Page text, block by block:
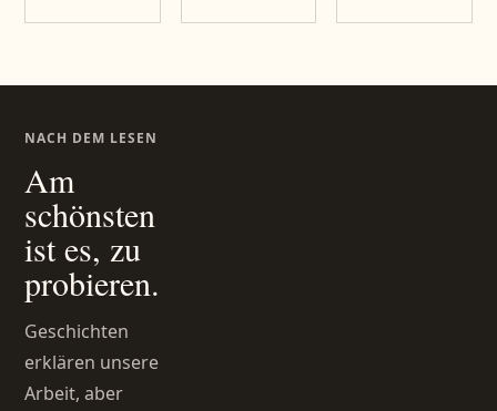
NACH DEM LESEN
Am
schönsten
ist es, zu
probieren.
Geschichten
erklären unsere
Arbeit, aber